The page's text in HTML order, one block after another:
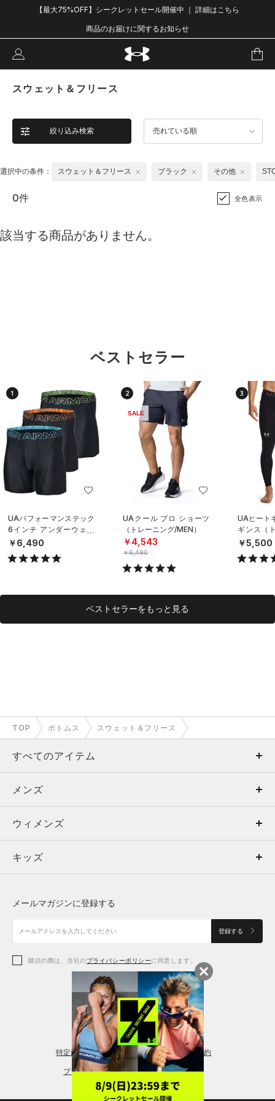
【最大75%OFF】シークレットセール開催中 ｜ 詳細はこちら
商品のお届けに関するお知らせ
スウェット＆フリース
絞り込み検索 売れている順
選択中の条件： スウェット＆フリース ブラック その他
0件 全色表示
該当する商品がありません。
ベストセラー
1
UAパフォーマンステック
6インチ アンダーウェア
（3枚セット）（トレーニ
ング/MEN）
￥6,490
2
SALE
UAクール プロ ショーツ
（トレーニング/MEN）
￥4,543
￥6,490
3
UAヒート
ギンス（
EN）
￥5,500
ベストセラーをもっと見る
TOP ボトムス スウェット＆フリース
すべてのアイテム
メンズ
ウィメンズ
キッズ
アクセサリー
メンズ
トップス
ボトムス
アクセサリー
ウィメンズ
トップス
シューズ
アクセサリー
レギンス＆タイツ
キッズ
シューズ
メールマガジンに登録する
登録する
購読の際は、当社のプライバシーポリシーに同意します。
特定商取引法に基づく通販の表記 会員規約
プライバシーポリシー